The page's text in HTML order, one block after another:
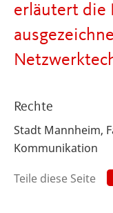
erläutert die
Rechte
Stadt Mannheim,
Kommunikation
Teile diese Seite